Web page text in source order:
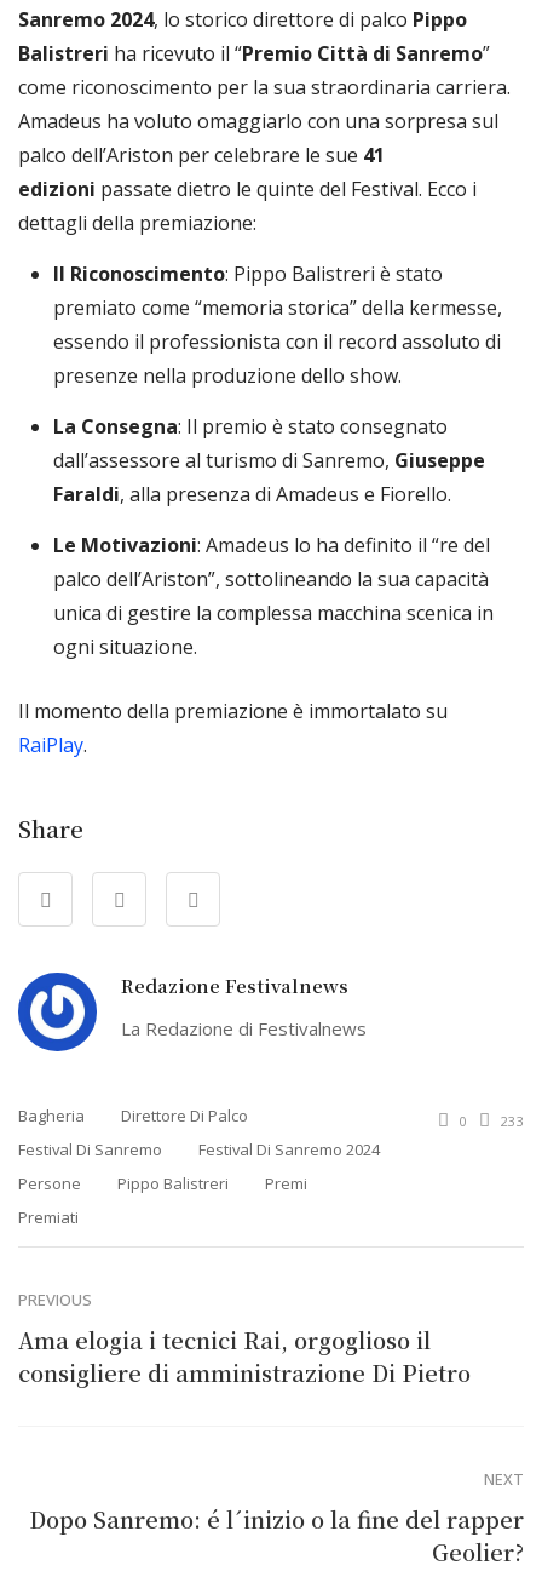
Sanremo 2024, lo storico direttore di palco Pippo
Balistreri ha ricevuto il “Premio Città di Sanremo”
come riconoscimento per la sua straordinaria carriera.
Amadeus ha voluto omaggiarlo con una sorpresa sul
palco dell’Ariston per celebrare le sue 41
edizioni passate dietro le quinte del Festival. Ecco i
dettagli della premiazione:
Il Riconoscimento: Pippo Balistreri è stato
premiato come “memoria storica” della kermesse,
essendo il professionista con il record assoluto di
presenze nella produzione dello show.
La Consegna: Il premio è stato consegnato
dall’assessore al turismo di Sanremo, Giuseppe
Faraldi, alla presenza di Amadeus e Fiorello.
Le Motivazioni: Amadeus lo ha definito il “re del
palco dell’Ariston”, sottolineando la sua capacità
unica di gestire la complessa macchina scenica in
ogni situazione.
Il momento della premiazione è immortalato su
RaiPlay.
Share
Redazione Festivalnews
La Redazione di Festivalnews
Bagheria
Direttore Di Palco
Festival Di Sanremo
Festival Di Sanremo 2024
Persone
Pippo Balistreri
Premi
Premiati
0 233
PREVIOUS
Ama elogia i tecnici Rai, orgoglioso il
consigliere di amministrazione Di Pietro
NEXT
Dopo Sanremo: é l´inizio o la fine del rapper
Geolier?